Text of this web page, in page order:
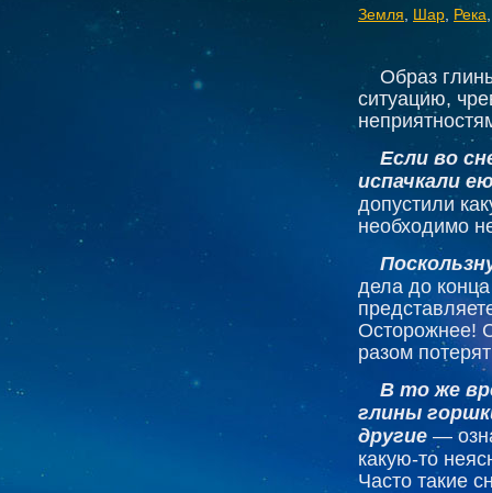
Земля
Шар Река
Образ
ситуацию,
Если во
испачкали
допустили
необходимо
дела до
Осторожнее!
разом
В то же
глины
другие —
какую-то
Часто такие